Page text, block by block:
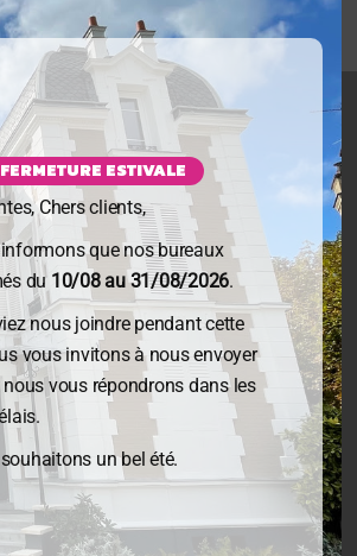
NOS MISSIONS
Missions comptables
Missions fiscales
sociales et RH
Missions juridiques
reprises d’entreprises
créations d’entreprises
Missions audits
Administratif & Financier
GENERALES
FERMETURE ESTIVALE
Chers clients,
que nos bureaux
du 10/08 au 31/08/2026.
nous joindre pendant cette
vous invitons à nous envoyer
vous répondrons dans les
un bel été.